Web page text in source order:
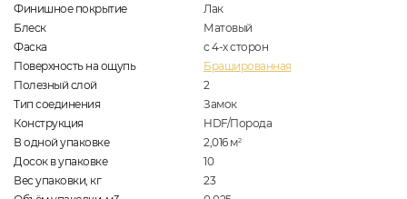
Финишное покрытие
Лак
Блеск
Матовый
Фаска
с 4-х сторон
Поверхность на ощупь
Брашированная
Полезный слой
2
Тип соединения
Замок
Конструкция
HDF/Порода
В одной упаковке
2,016 м2
Досок в упаковке
10
Вес упаковки, кг
23